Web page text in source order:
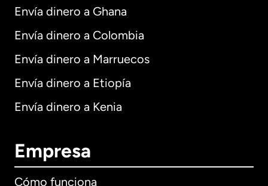
Envía dinero a Ghana
Envía dinero a Colombia
Envía dinero a Marruecos
Envía dinero a Etiopía
Envía dinero a Kenia
Empresa
Cómo funciona